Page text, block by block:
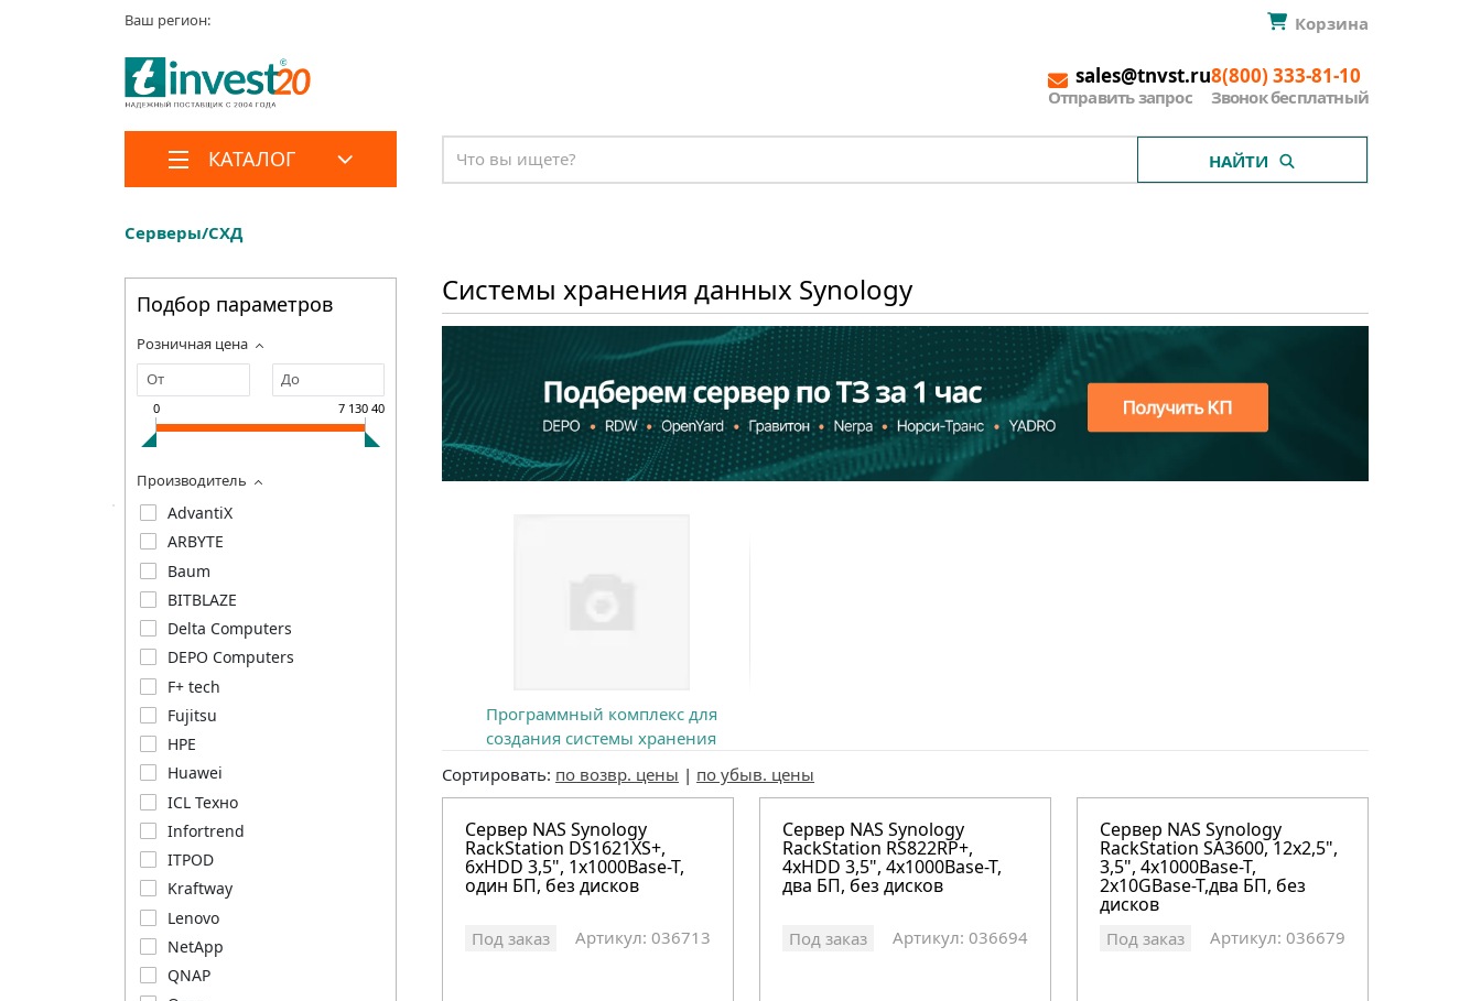
Ваш регион: Корзина
sales@tnvst.ru
Отправить запрос
8(800) 333-81-10
Звонок бесплатный
КАТАЛОГ НАЙТИ
Серверы/СХД
Подбор параметров
Розничная цена
0 7 130 400
Производитель
AdvantiX
ARBYTE
Baum
BITBLAZE
Delta Computers
DEPO Computers
F+ tech
Fujitsu
HPE
Huawei
ICL Техно
Infortrend
ITPOD
Kraftway
Lenovo
NetApp
QNAP
Системы хранения данных Synology
Программный комплекс для
создания системы хранения
Сортировать: по возвр. цены | по убыв. цены
Сервер NAS Synology
RackStation DS1621XS+,
6xHDD 3,5", 1х1000Base-T,
один БП, без дисков
Под заказ Артикул: 036713
Сервер NAS Synology
RackStation RS822RP+,
4xHDD 3,5", 4х1000Base-T,
два БП, без дисков
Под заказ Артикул: 036694
Сервер NAS Synology
RackStation SA3600, 12x2,5",
3,5", 4х1000Base-T,
2х10GBase-T,два БП, без
дисков
Под заказ Артикул: 036679